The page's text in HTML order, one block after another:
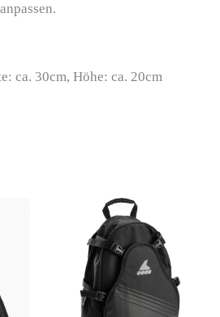
ca. 30cm, Höhe: ca. 20cm